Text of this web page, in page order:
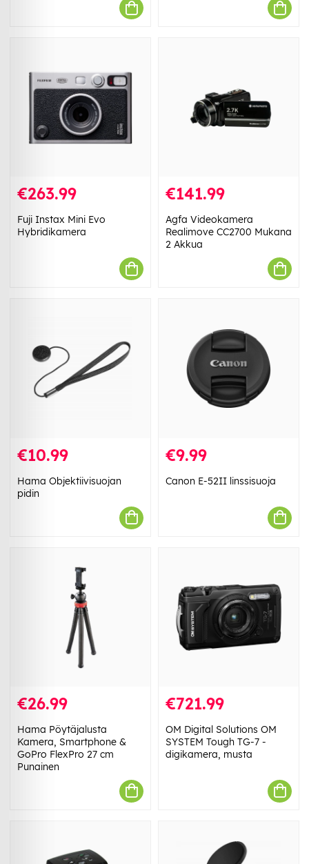
€263.99
Fuji Instax Mini Evo
Hybridikamera
€141.99
Agfa Videokamera
Realimove CC2700 Mukana
2 Akkua
€10.99
Hama Objektiivisuojan
pidin
€9.99
Canon E-52II linssisuoja
€26.99
Hama Pöytäjalusta
Kamera, Smartphone &
GoPro FlexPro 27 cm
Punainen
€721.99
OM Digital Solutions OM
SYSTEM Tough TG-7 -
digikamera, musta